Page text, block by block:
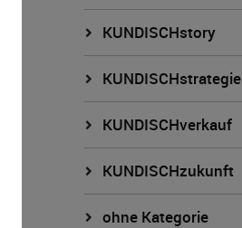
KUNDISCHstory
KUNDISCHstrategie
KUNDISCHverkauf
KUNDISCHzukunft
ohne Kategorie